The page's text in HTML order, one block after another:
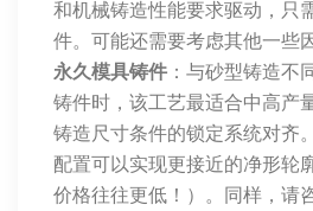
和机械铸造性能要求驱动，只
件。可能还需要考虑其他一些
永久模具铸件 ：与砂型铸造不
铸件时，该工艺最适合中高产
铸造尺寸条件的锁定系统对齐
配置可以实现更接近的净形轮
价格往往更低！）。同样，请